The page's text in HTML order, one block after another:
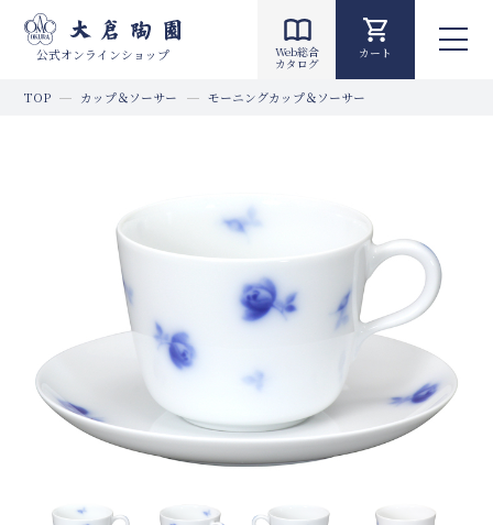
公式オンラインショップ Web総合
カタログ
カート
TOP カップ＆ソーサー モーニングカップ＆ソーサー